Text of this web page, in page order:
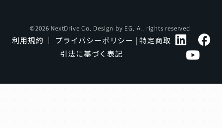
©2026 NextDrive Co. Design by EG . All rights reserved.
利用規約 ｜ プライバシーポリシー |特定商取
引法に基づく表記